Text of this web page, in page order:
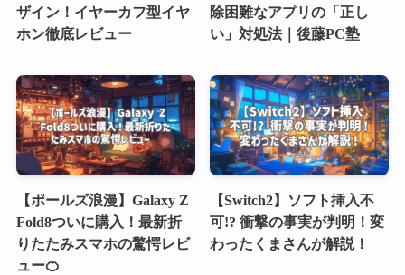
ザイン！イヤーカフ型イヤ
ホン徹底レビュー
除困難なアプリの「正し
い」対処法｜後藤PC塾
【ポールズ浪漫】Galaxy Z
Fold8ついに購入！最新折
りたたみスマホの驚愕レビ
ュー🍊
【Switch2】ソフト挿入不
可!? 衝撃の事実が判明！変
わったくまさんが解説！